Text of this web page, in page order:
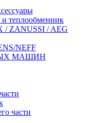
и теплообменник
/ ZANUSSI / AEG
NEFF
МАШИН
части